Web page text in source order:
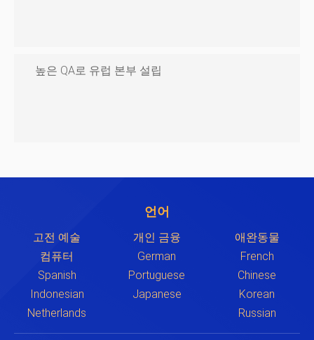
높은 QA로 유럽 본부 설립
언어
고전 예술 개인 금융
애완동물
컴퓨터
German
French
Spanish
Portuguese
Chinese
Indonesian
Japanese
Korean
Netherlands
Russian